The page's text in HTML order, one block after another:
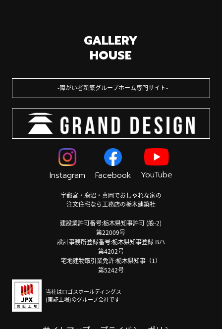
GALLERY
HOUSE
障がい者新築グループホーム専門サイト
Instagram Facebook YouTube
宇都宮・鹿沼・真岡でおしゃれな家の
注文住宅なら工務店の栃木建築社
建設業許可番号:栃木県知事許可 (般-2)
第22009号
設計事務所登録番号:栃木県知事登録 Bハ
第4202号
宅地建物取引業免許:栃木県知事（1）
第5242号
当社はロゴスホールディングス
(東証上場)のグループ会社です